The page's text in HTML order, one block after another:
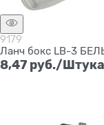
9179
Ланч бокс LB-3
8,47 руб./Штука